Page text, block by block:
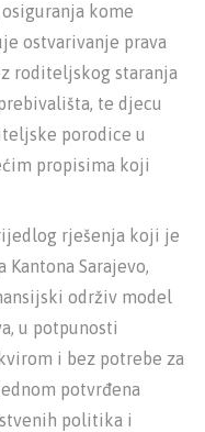
kome
ostvarivanje prava
roditeljskog staranja
te djecu
porodice u
propisima koji
rješenja koji je
Kantona Sarajevo,
održiv model
u potpunosti
i bez potrebe za
potvrđena
politika i